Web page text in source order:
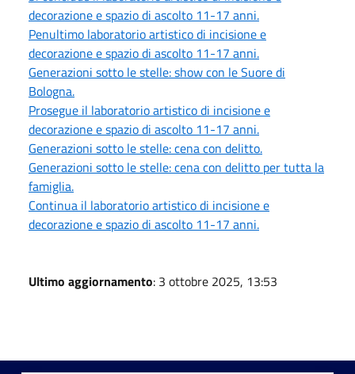
decorazione e spazio di ascolto 11-17 anni.
Penultimo laboratorio artistico di incisione e
decorazione e spazio di ascolto 11-17 anni.
Generazioni sotto le stelle: show con le Suore di
Bologna.
Prosegue il laboratorio artistico di incisione e
decorazione e spazio di ascolto 11-17 anni.
Generazioni sotto le stelle: cena con delitto.
Generazioni sotto le stelle: cena con delitto per tutta la
famiglia.
Continua il laboratorio artistico di incisione e
decorazione e spazio di ascolto 11-17 anni.
Ultimo aggiornamento: 3 ottobre 2025, 13:53